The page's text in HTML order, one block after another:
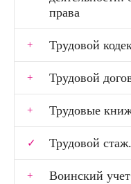
права
Трудовой
Трудовой
Трудовые
Трудовой
Воинский